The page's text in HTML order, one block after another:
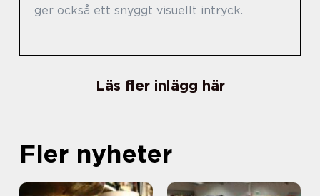
ger också ett snyggt visuellt intryck.
Läs fler inlägg här
Fler nyheter